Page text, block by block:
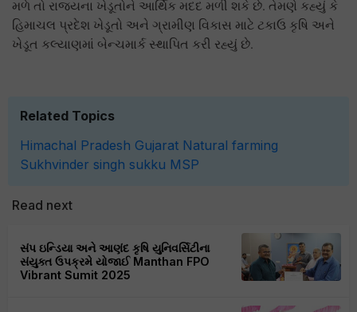
મળે તો રાજ્યના ખેડૂતોને આર્થિક મદદ મળી શકે છે. તેમણે કહ્યું કે
હિમાચલ પ્રદેશ ખેડૂતો અને ગ્રામીણ વિકાસ માટે ટકાઉ કૃષિ અને
ખેડૂત કલ્યાણમાં બેન્ચમાર્ક સ્થાપિત કરી રહ્યું છે.
Related Topics
Himachal Pradesh Gujarat Natural farming
Sukhvinder singh sukku MSP
Read next
સંપ ઇન્ડિયા અને આણંદ કૃષિ યુનિવર્સિટીના
સંયુક્ત ઉપક્રમે યોજાઈ Manthan FPO
Vibrant Sumit 2025